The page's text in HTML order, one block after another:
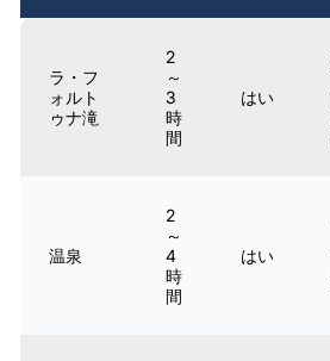
ラ・フ
ォルト
ゥナ滝
2
～
3
時
間
はい
温泉
2
～
4
時
間
はい